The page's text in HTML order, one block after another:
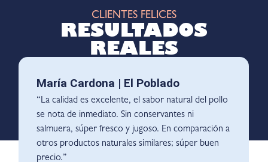
CLIENTES FELICES
RESULTADOS
REALES
María Cardona | El Poblado
“La calidad es excelente, el sabor natural del pollo
se nota de inmediato. Sin conservantes ni
salmuera, súper fresco y jugoso. En comparación a
otros productos naturales similares; súper buen
precio.”